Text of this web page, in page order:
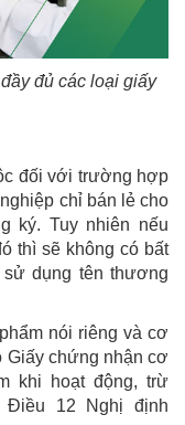
đủ các loại giấy
đối với trường hợp
chỉ bán lẻ cho
ký. Tuy nhiên nếu
thì sẽ không có bất
dụng tên thương
nói riêng và cơ
Giấy chứng nhận cơ
khi hoạt động, trừ
12 Nghị định